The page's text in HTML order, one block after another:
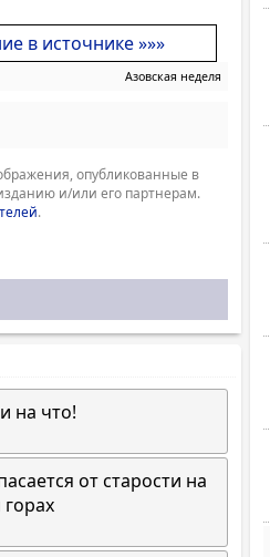
в источнике »»»
Азовская неделя
опубликованные в
и/или его партнерам.
.
на что!
от старости на